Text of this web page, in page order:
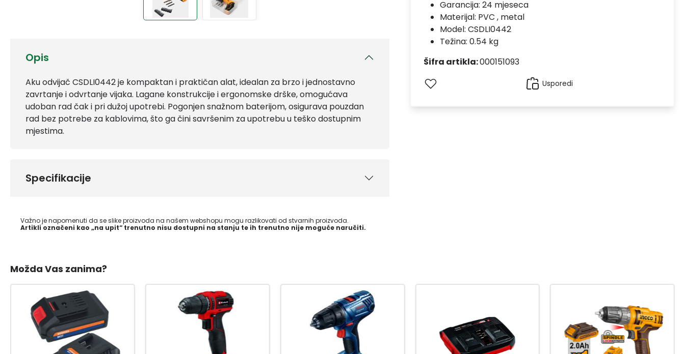
Opis
Aku odvijač CSDLI0442 je kompaktan i praktičan alat, idealan za brzo i jednostavno
zavrtanje i odvrtanje vijaka. Lagane konstrukcije i ergonomske drške, omogućava
udoban rad čak i pri dužoj upotrebi. Pogonjen snažnom baterijom, osigurava pouzdan
rad bez potrebe za kablovima, što ga čini savršenim za upotrebu u teško dostupnim
mjestima.
Specifikacije
Važno je napomenuti da se slike proizvoda na našem webshopu mogu razlikovati od stvarnih proizvoda.
Artikli označeni kao „na upit“ trenutno nisu dostupni na stanju te ih trenutno nije moguće naručiti.
Garancija: 24 mjeseca
Materijal: PVC , metal
Model: CSDLI0442
Težina: 0.54 kg
Šifra artikla:000151093
Usporedi
Možda Vas zanima?